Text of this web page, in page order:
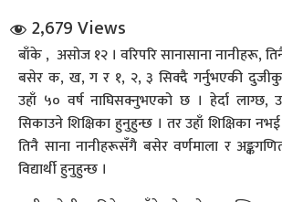
संवाद
2,679 Views
बाँके , असोज १२ । वरिपरि सानासाना नानीहरू,
बसेर क, ख, ग र १, २, ३ सिक्दै गर्नुभएकी
उहाँ ५० वर्ष नाघिसक्नुभएको छ । हेर्दा लाग्छ,
सिकाउने शिक्षिका हुनुहुन्छ । तर उहाँ शिक्षिका
तिनै साना नानीहरूसँगै बसेर वर्णमाला र
विद्यार्थी हुनुहुन्छ ।